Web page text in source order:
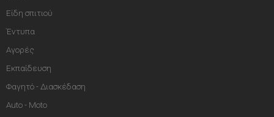
Είδη σπιτιού
Έντυπα
Αγορές
Εκπαίδευση
Φαγητό - Διασκέδαση
Auto - Moto